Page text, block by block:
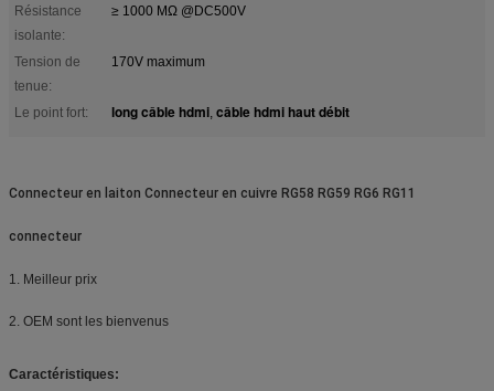
Résistance
isolante:
≥ 1000 MΩ @DC500V
Tension de
tenue:
170V maximum
Le point fort: long câble hdmi, câble hdmi haut débit
Connecteur en laiton Connecteur en cuivre RG58 RG59 RG6 RG11
connecteur
1. Meilleur prix
2. OEM sont les bienvenus
Caractéristiques: